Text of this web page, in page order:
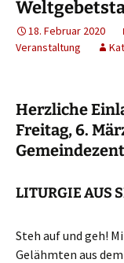
18. Februar 2020
Veranstaltung
Herzliche
Freitag, 6.
LITURGIE AUS
Steh auf und geh!
Gelähmten aus